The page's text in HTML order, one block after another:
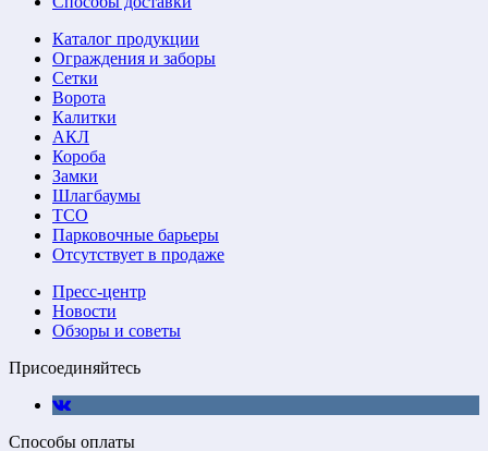
Каталог продукции
Ограждения и заборы
Сетки
Ворота
Калитки
АКЛ
Короба
Замки
Шлагбаумы
ТСО
Парковочные барьеры
Отсутствует в продаже
Пресс-центр
Новости
Обзоры и советы
Присоединяйтесь
Способы оплаты